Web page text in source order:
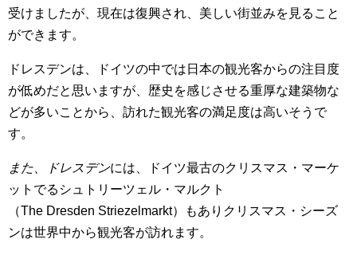
受けましたが、現在は復興され、美しい街並みを見ること
ができます。
ドレスデンは、ドイツの中では日本の観光客からの注目度
が低めだと思いますが、歴史を感じさせる重厚な建築物な
どが多いことから、訪れた観光客の満足度は高いそうで
す。
また、ドレスデンには、ドイツ最古のクリスマス・マーケ
ットでるシュトリーツェル・マルクト
（The Dresden Striezelmarkt）もありクリスマス・シーズ
ンは世界中から観光客が訪れます。